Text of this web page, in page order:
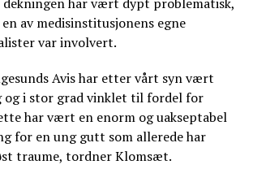
har vært dypt problematisk,
av medisinstitusjonens egne
var involvert.
Avis har etter vårt syn vært
og i stor grad vinklet til fordel for
har vært en enorm og uakseptabel
for en ung gutt som allerede har
traume, tordner Klomsæt.